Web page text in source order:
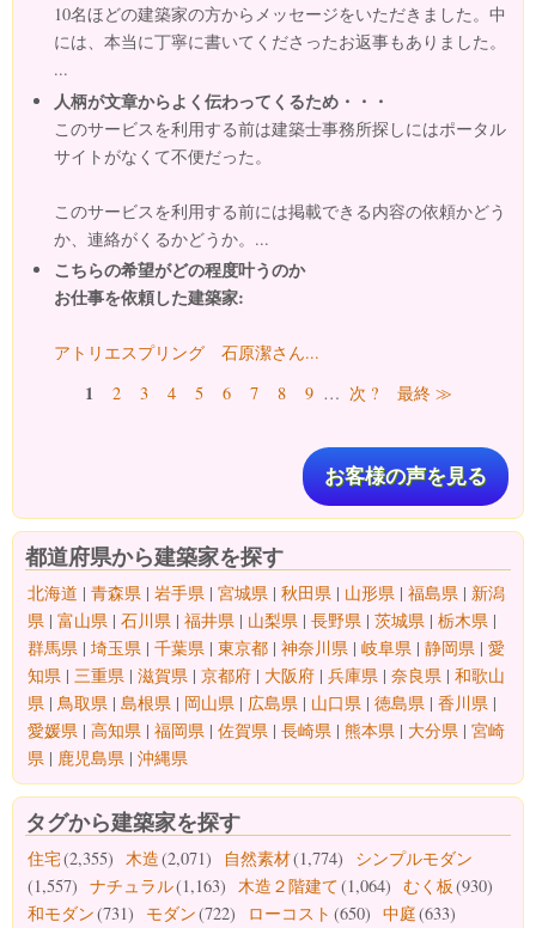
10名ほどの建築家の方からメッセージをいただきました。中
には、本当に丁寧に書いてくださったお返事もありました。
...
人柄が文章からよく伝わってくるため・・・
このサービスを利用する前は建築士事務所探しにはポータル
サイトがなくて不便だった。
このサービスを利用する前には掲載できる内容の依頼かどう
か、連絡がくるかどうか。...
こちらの希望がどの程度叶うのか
お仕事を依頼した建築家:
アトリエスプリング 石原潔さん...
ページ1 2 3 4 5 6 7 8 9 … 次 ? 最終 ≫
お客様の声を見る
都道府県から建築家を探す
北海道 | 青森県 | 岩手県 | 宮城県 | 秋田県 | 山形県 | 福島県 | 新潟
県 | 富山県 | 石川県 | 福井県 | 山梨県 | 長野県 | 茨城県 | 栃木県 |
群馬県 | 埼玉県 | 千葉県 | 東京都 | 神奈川県 | 岐阜県 | 静岡県 | 愛
知県 | 三重県 | 滋賀県 | 京都府 | 大阪府 | 兵庫県 | 奈良県 | 和歌山
県 | 鳥取県 | 島根県 | 岡山県 | 広島県 | 山口県 | 徳島県 | 香川県 |
愛媛県 | 高知県 | 福岡県 | 佐賀県 | 長崎県 | 熊本県 | 大分県 | 宮崎
県 | 鹿児島県 | 沖縄県
タグから建築家を探す
住宅(2,355) 木造(2,071) 自然素材(1,774)
シンプルモダン
(1,557) ナチュラル(1,163) 木造２階建て(1,064) むく板 (930)
和モダン(731) モダン(722) ローコスト (650) 中庭(633)